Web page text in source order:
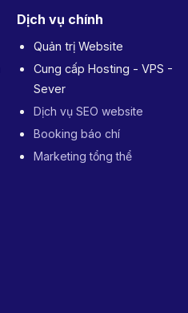
Dịch vụ chính
Quản trị Website
Cung cấp Hosting - VPS -
Sever
Dịch vụ SEO website
Booking báo chí
Marketing tổng thể